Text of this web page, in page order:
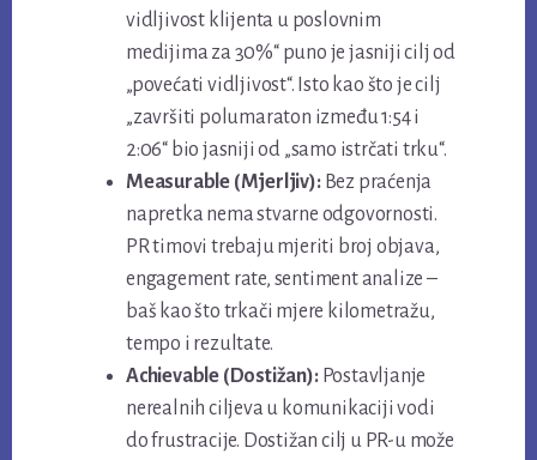
vidljivost klijenta u poslovnim
medijima za 30%“ puno je jasniji cilj od
„povećati vidljivost“. Isto kao što je cilj
„završiti polumaraton između 1:54 i
2:06“ bio jasniji od „samo istrčati trku“.
Measurable (Mjerljiv):Bez praćenja
napretka nema stvarne odgovornosti.
PR timovi trebaju mjeriti broj objava,
engagement rate, sentiment analize –
baš kao što trkači mjere kilometražu,
tempo i rezultate.
Achievable (Dostižan):Postavljanje
nerealnih ciljeva u komunikaciji vodi
do frustracije. Dostižan cilj u PR-u može